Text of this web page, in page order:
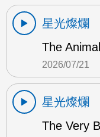
星光燦爛
The
2026/07/21
星光燦爛
The Very